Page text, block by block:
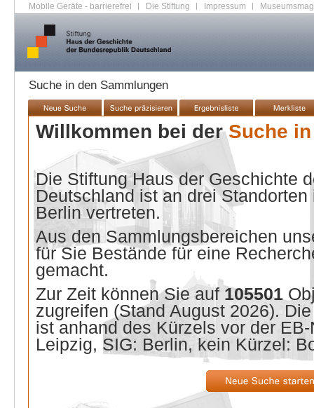
Mobile Geräte - barrierefrei | Die Stiftung | Impressum |
Suche in den Sammlungen
Willkommen bei derSuche
Die Stiftung Haus der Geschichte
Deutschland ist an drei
Berlin vertreten.
Aus den Sammlungsbereichen
für Sie Bestände für eine
gemacht.
Zur Zeit können Sie auf 105501
zugreifen (Stand August 2026).
ist anhand des Kürzels vor der
Leipzig, SIG: Berlin, kein Kürzel: